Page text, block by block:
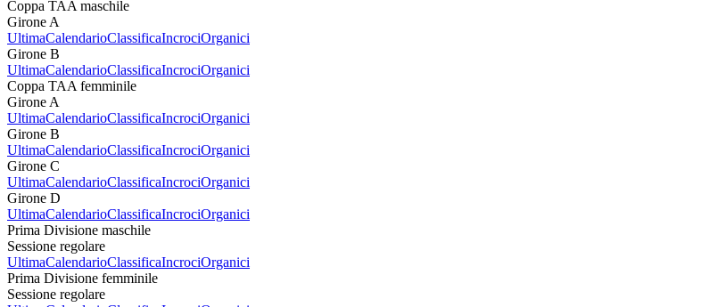
Coppa TAA maschile
Girone A
UltimaCalendarioClassificaIncrociOrganici
Girone B
UltimaCalendarioClassificaIncrociOrganici
Coppa TAA femminile
Girone A
UltimaCalendarioClassificaIncrociOrganici
Girone B
UltimaCalendarioClassificaIncrociOrganici
Girone C
UltimaCalendarioClassificaIncrociOrganici
Girone D
UltimaCalendarioClassificaIncrociOrganici
Prima Divisione maschile
Sessione regolare
UltimaCalendarioClassificaIncrociOrganici
Prima Divisione femminile
Sessione regolare